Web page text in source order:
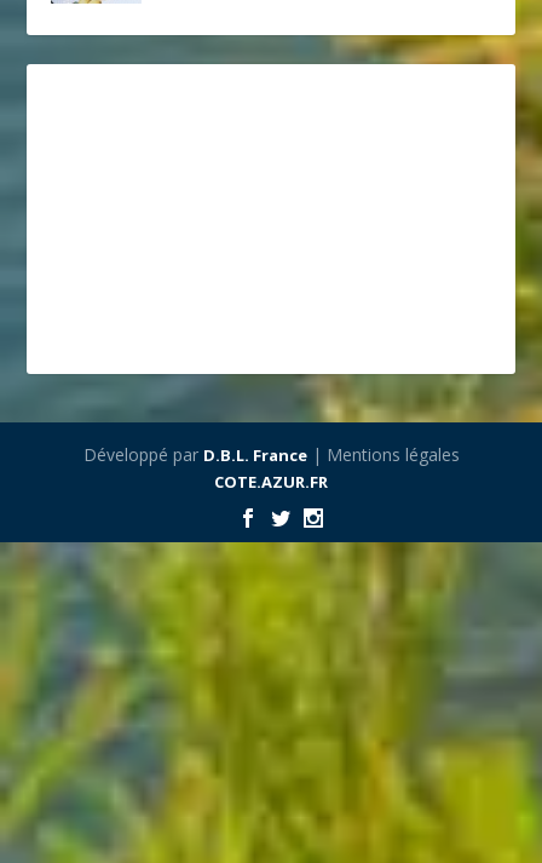
Développé par D.B.L. France| Mentions légales
COTE.AZUR.FR